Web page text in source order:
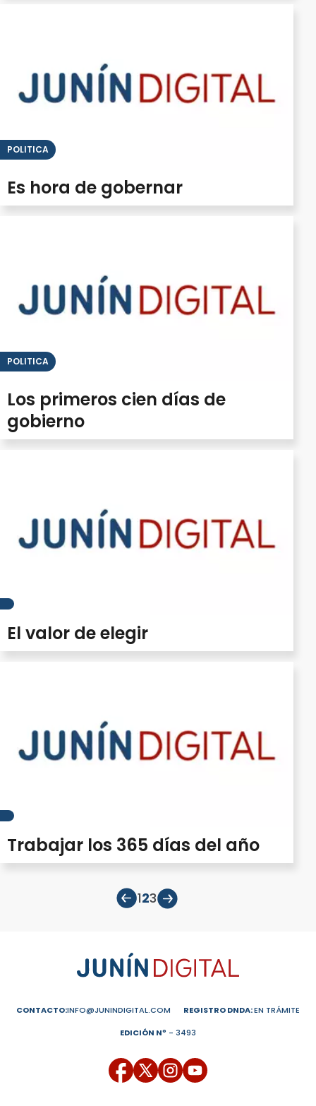
POLITICA
Es hora de gobernar
POLITICA
Los primeros cien días de
gobierno
El valor de elegir
Trabajar los 365 días del año
123
CONTACTO:INFO@JUNINDIGITAL.COM REGISTRO DNDA:EN TRÁMITE
EDICIÓN Nº - 3493